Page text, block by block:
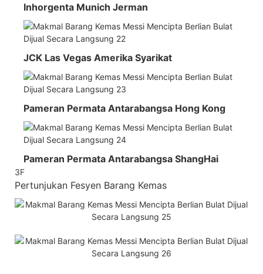
Inhorgenta Munich Jerman
JCK Las Vegas Amerika Syarikat
Pameran Permata Antarabangsa Hong Kong
Pameran Permata Antarabangsa ShangHai
3F
Pertunjukan Fesyen Barang Kemas